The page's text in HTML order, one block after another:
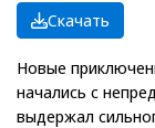
Скачать
Новые
начались с
выдержал